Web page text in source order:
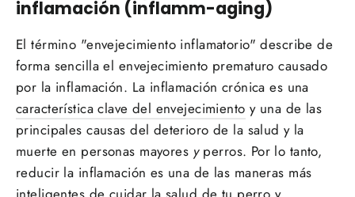
inflamación (inflamm-aging)
El término "envejecimiento inflamatorio" describe de
forma sencilla el envejecimiento prematuro causado
por la inflamación. La inflamación crónica es una
característica clave del envejecimiento y una de las
principales causas del deterioro de la salud y la
muerte en personas mayores y perros. Por lo tanto,
reducir la inflamación es una de las maneras más